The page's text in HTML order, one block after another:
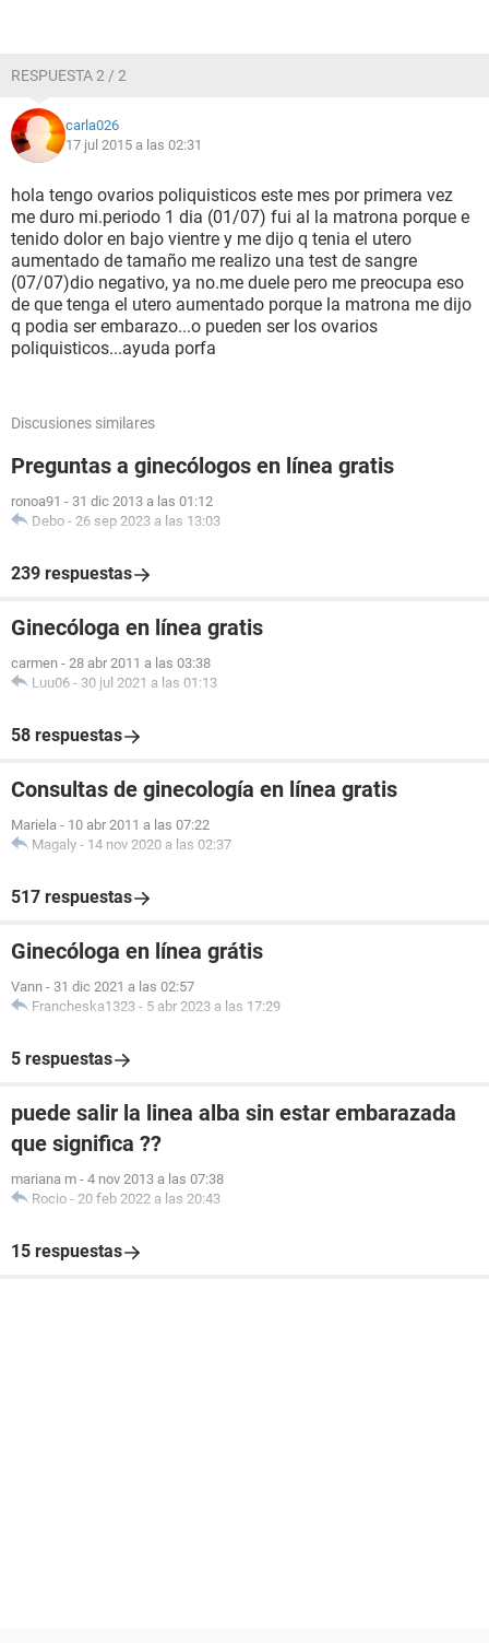
RESPUESTA 2 / 2
carla026
17 jul 2015 a las 02:31
hola tengo ovarios poliquisticos este mes por primera vez
me duro mi.periodo 1 dia (01/07) fui al la matrona porque e
tenido dolor en bajo vientre y me dijo q tenia el utero
aumentado de tamaño me realizo una test de sangre
(07/07)dio negativo, ya no.me duele pero me preocupa eso
de que tenga el utero aumentado porque la matrona me dijo
q podia ser embarazo...o pueden ser los ovarios
poliquisticos...ayuda porfa
Discusiones similares
Preguntas a ginecólogos en línea gratis
ronoa91 - 31 dic 2013 a las 01:12
Debo - 26 sep 2023 a las 13:03
239 respuestas
Ginecóloga en línea gratis
carmen - 28 abr 2011 a las 03:38
Luu06 - 30 jul 2021 a las 01:13
58 respuestas
Consultas de ginecología en línea gratis
Mariela - 10 abr 2011 a las 07:22
Magaly - 14 nov 2020 a las 02:37
517 respuestas
Ginecóloga en línea grátis
Vann - 31 dic 2021 a las 02:57
Francheska1323 - 5 abr 2023 a las 17:29
5 respuestas
puede salir la linea alba sin estar embarazada
que significa ??
mariana m - 4 nov 2013 a las 07:38
Rocio - 20 feb 2022 a las 20:43
15 respuestas